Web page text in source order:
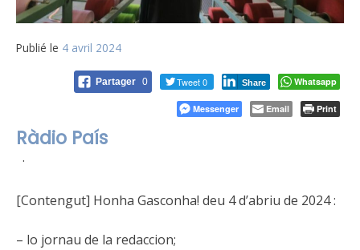
Publié le 4 avril 2024
Partager 0 Tweet 0 Share Whatsapp
Messenger Email Print
Ràdio País
·
[Contengut] Honha Gasconha! deu 4 d’abriu de 2024 :
– lo jornau de la redaccion;